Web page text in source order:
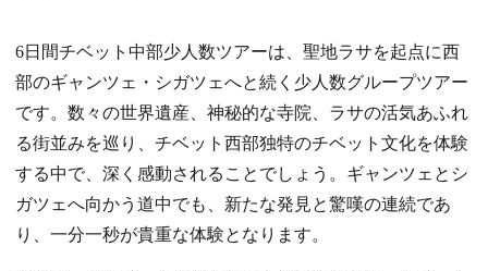
6日間チベット中部少人数ツアーは、聖地ラサを起点に西
部のギャンツェ・シガツェへと続く少人数グループツアー
です。数々の世界遺産、神秘的な寺院、ラサの活気あふれ
る街並みを巡り、チベット西部独特のチベット文化を体験
する中で、深く感動されることでしょう。ギャンツェとシ
ガツェへ向かう道中でも、新たな発見と驚嘆の連続であ
り、一分一秒が貴重な体験となります。